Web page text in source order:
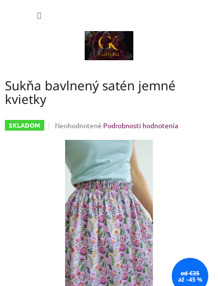
Sukňa bavlnený satén jemné
kvietky
SKLADOM
Priemerné
hviezdičiek.
Neohodnotené Podrobnosti hodnotenia
od €35
až –45 %